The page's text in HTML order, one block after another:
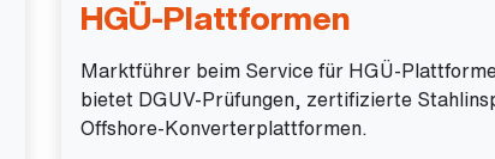
HGÜ-Plattformen
Marktführer beim Service für HGÜ-
bietet DGUV-Prüfungen, zertifizierte
Offshore-Konverterplattformen.